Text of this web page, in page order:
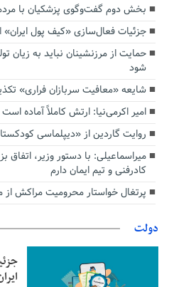
بخش دوم گفت‌وگوی پزشکیان با
جزئیات فعال‌سازی «کیف پول ایران»
حمایت از مرزنشینان نباید به زیان
شود
شایعه «معافیت سربازان فراری»
امیر اکرمی‌نیا: ارتش کاملاً آماده است
روایت گاردین از «دیپلماسی
میراسماعیلی: با دستور وزیر،
کادرفنی و تیم ایمان دارم
پرتغال خواستار محرومیت مراکش از
دولت